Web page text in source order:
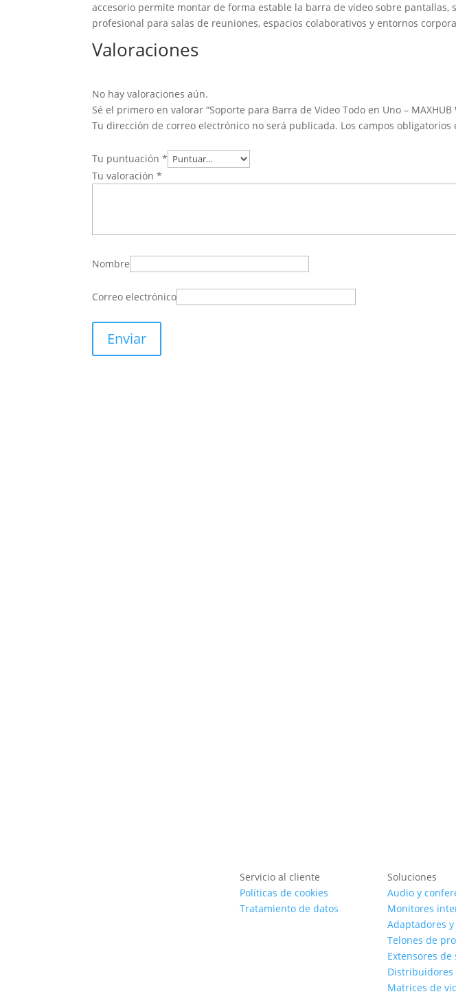
accesorio permite montar de forma estable la barra de video sobre
profesional para salas de reuniones, espacios colaborativos y entornos
Valoraciones
No hay valoraciones aún.
Sé el primero en valorar “Soporte para Barra de Video Todo en Uno – MAXHUB
Tu dirección de correo electrónico no será publicada. Los campos
Tu puntuación*
Tu valoración*
Nombre
Correo electrónico
Servicio al cliente
Políticas de cookies
Tratamiento de datos
Soluciones
Audio y
Monitores
Adaptadores
Telones de
Extensores de
Distribuidores
Matrices de